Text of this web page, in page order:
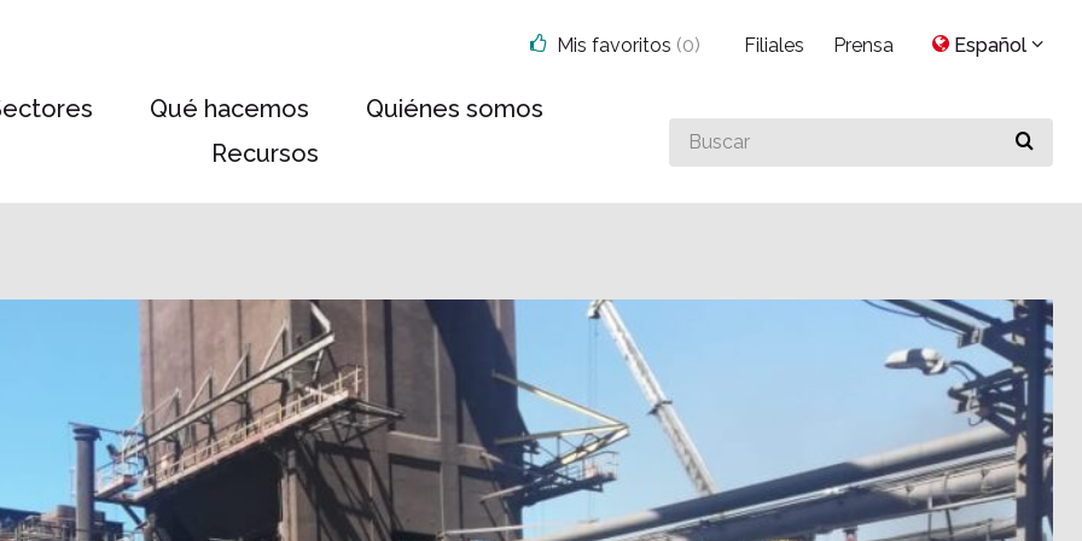
Qué hacemos
Quiénes somos
Recursos
Buscar
algo
Mis favoritos (0) Filiales Prensa Español